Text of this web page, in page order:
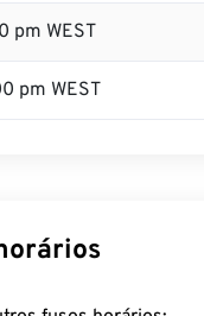
pm WEST
pm WEST